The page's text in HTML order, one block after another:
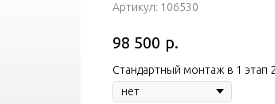
Артикул: 106530
98 500 р.
Стандартный монтаж в 1 этап